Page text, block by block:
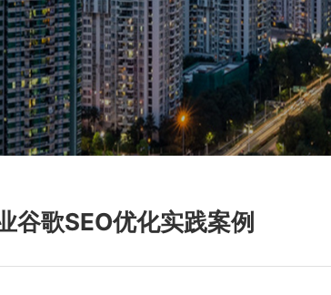
谷歌SEO优化实践案例